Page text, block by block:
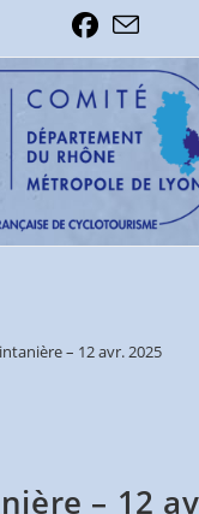
– 12 avr. 2025
– 12